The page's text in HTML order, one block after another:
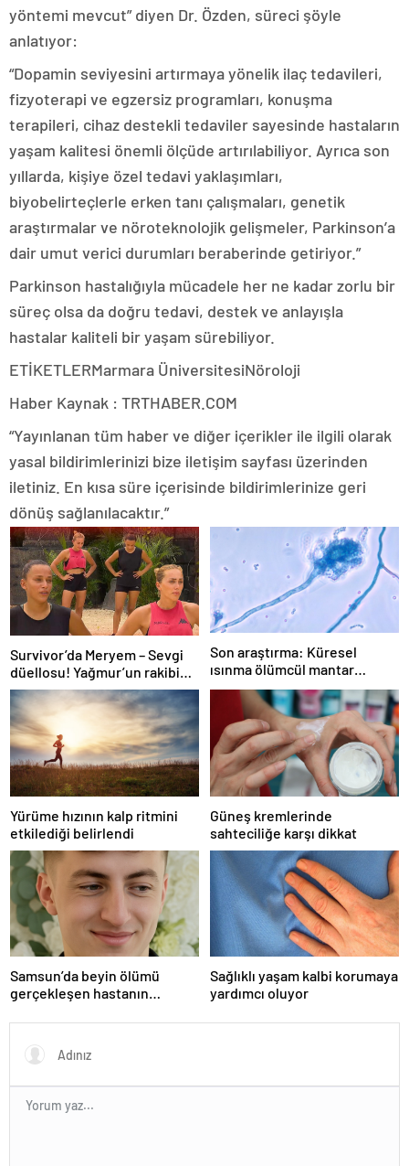
yöntemi mevcut” diyen Dr. Özden, süreci şöyle
anlatıyor:
“Dopamin seviyesini artırmaya yönelik ilaç tedavileri,
fizyoterapi ve egzersiz programları, konuşma
terapileri, cihaz destekli tedaviler sayesinde hastaların
yaşam kalitesi önemli ölçüde artırılabiliyor. Ayrıca son
yıllarda, kişiye özel tedavi yaklaşımları,
biyobelirteçlerle erken tanı çalışmaları, genetik
araştırmalar ve nöroteknolojik gelişmeler, Parkinson’a
dair umut verici durumları beraberinde getiriyor.”
Parkinson hastalığıyla mücadele her ne kadar zorlu bir
süreç olsa da doğru tedavi, destek ve anlayışla
hastalar kaliteli bir yaşam sürebiliyor.
ETİKETLERMarmara ÜniversitesiNöroloji
Haber Kaynak : TRTHABER.COM
“Yayınlanan tüm haber ve diğer içerikler ile ilgili olarak
yasal bildirimlerinizi bize iletişim sayfası üzerinden
iletiniz. En kısa süre içerisinde bildirimlerinize geri
dönüş sağlanılacaktır.”
Survivor’da Meryem – Sevgi
düellosu! Yağmur’un rakibi
belli oldu
Son araştırma: Küresel
ısınma ölümcül mantar
hastalığını yayabilir
Yürüme hızının kalp ritmini
etkilediği belirlendi
Güneş kremlerinde
sahteciliğe karşı dikkat
Samsun’da beyin ölümü
gerçekleşen hastanın
Sağlıklı yaşam kalbi korumaya
yardımcı oluyor